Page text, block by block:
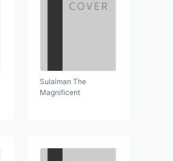
Sulaiman The
Magnificent